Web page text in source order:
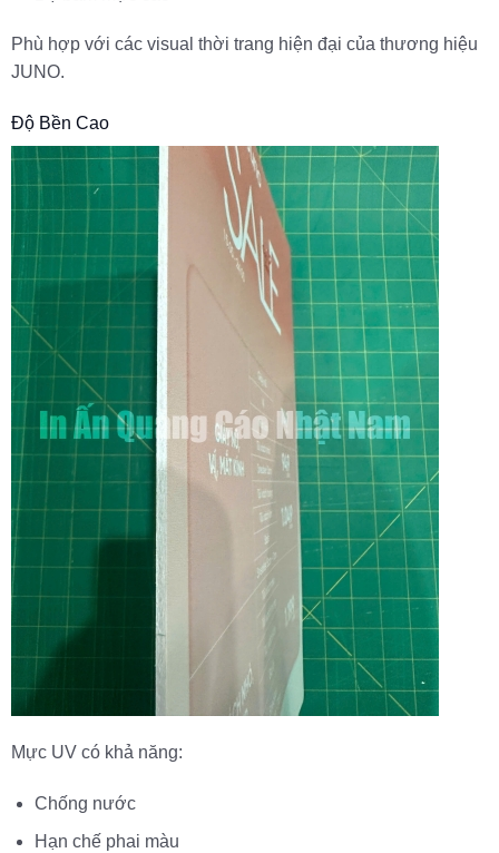
Phù hợp với các visual thời trang hiện đại của thương hiệu
JUNO.
Độ Bền Cao
Mực UV có khả năng:
Chống nước
Hạn chế phai màu